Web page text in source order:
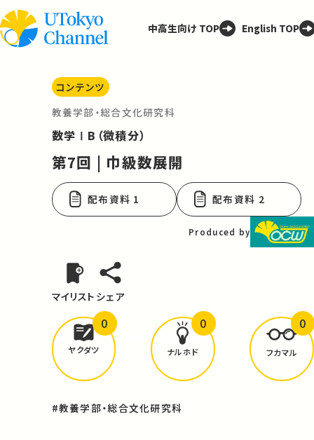
中高生向け TOP English TOP
コンテンツ
教養学部・総合文化研究科
数学ⅠB（微積分）
第7回 | 巾級数展開
配布資料 1 配布資料 2
Produced by
マイリスト シェア
どんな学びがありましたか？
ヤクダツ
0
ナルホド
0
フカマル
0
#教養学部・総合文化研究科